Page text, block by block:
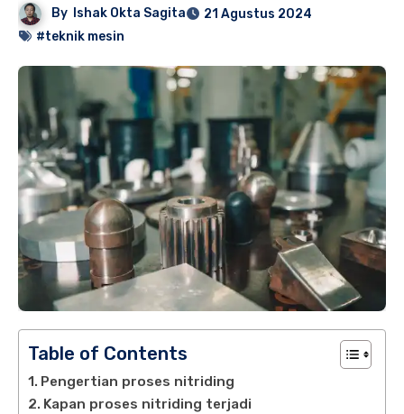
By Ishak Okta Sagita
21 Agustus 2024
#teknik mesin
Table of Contents
Pengertian proses nitriding
Kapan proses nitriding terjadi